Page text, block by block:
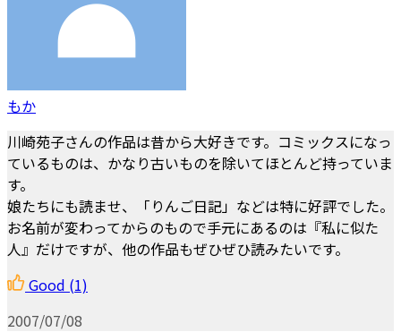
もか
川崎苑子さんの作品は昔から大好きです。コミックスになっ
ているものは、かなり古いものを除いてほとんど持っていま
す。
娘たちにも読ませ、「りんご日記」などは特に好評でした。
お名前が変わってからのもので手元にあるのは『私に似た
人』だけですが、他の作品もぜひぜひ読みたいです。
Good (1)
2007/07/08